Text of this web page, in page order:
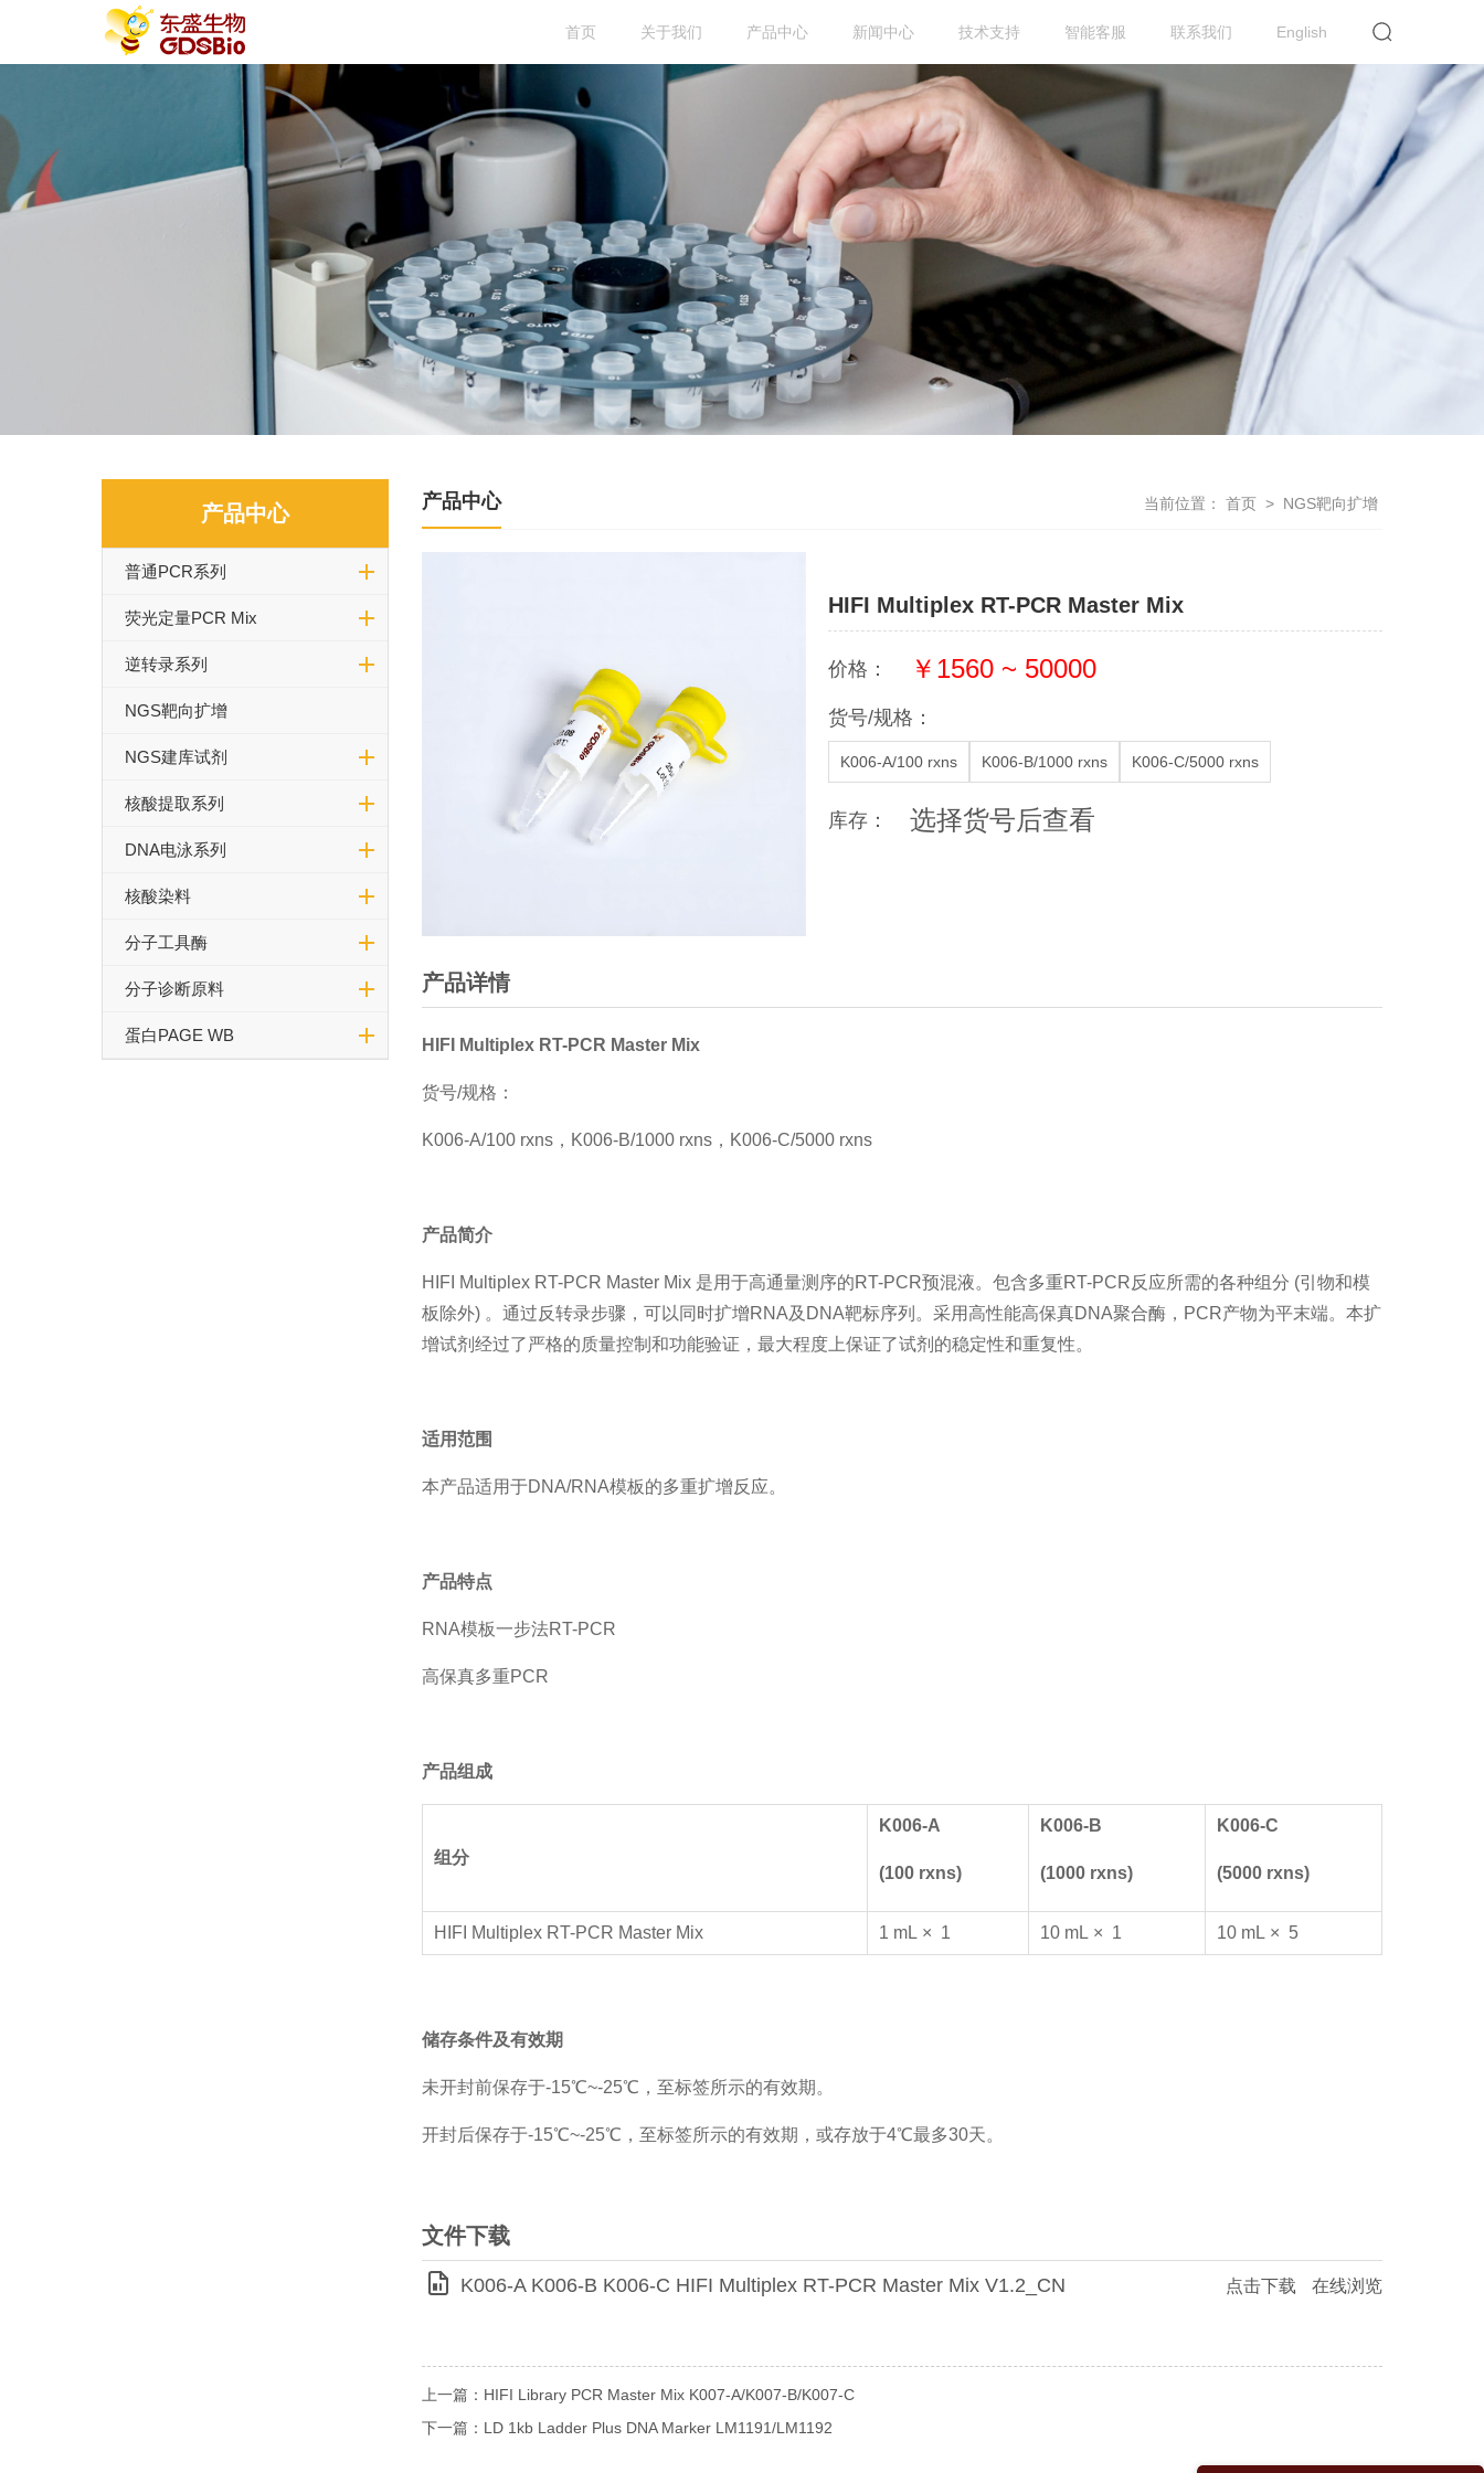
首页 关于我们 产品中心 新闻中心 技术支持 智能客服 联系我们 English
产品中心
普通PCR系列
荧光定量PCR Mix
逆转录系列
NGS靶向扩增
NGS建库试剂
核酸提取系列
DNA电泳系列
核酸染料
分子工具酶
分子诊断原料
蛋白PAGE WB
产品中心 当前位置： 首页 > NGS靶向扩增
HIFI Multiplex RT-PCR Master Mix
价格： ￥1560 ~ 50000
货号/规格：
K006-A/100 rxns K006-B/1000 rxns K006-C/5000 rxns
库存： 选择货号后查看
产品详情
HIFI Multiplex RT-PCR Master Mix
货号/规格：
K006-A/100 rxns，K006-B/1000 rxns，K006-C/5000 rxns
产品简介
HIFI Multiplex RT-PCR Master Mix 是用于高通量测序的RT-PCR预混液。包含多重RT-PCR反应所需的各种组分 (引物和模
板除外) 。通过反转录步骤，可以同时扩增RNA及DNA靶标序列。采用高性能高保真DNA聚合酶，PCR产物为平末端。本扩
增试剂经过了严格的质量控制和功能验证，最大程度上保证了试剂的稳定性和重复性。
适用范围
本产品适用于DNA/RNA模板的多重扩增反应。
产品特点
RNA模板一步法RT-PCR
高保真多重PCR
产品组成
组分
K006-A
(100 rxns)
K006-B
(1000 rxns)
K006-C
(5000 rxns)
HIFI Multiplex RT-PCR Master Mix 1 mL × 1 10 mL × 1 10 mL × 5
储存条件及有效期
未开封前保存于-15℃~-25℃，至标签所示的有效期。
开封后保存于-15℃~-25℃，至标签所示的有效期，或存放于4℃最多30天。
文件下载
K006-A K006-B K006-C HIFI Multiplex RT-PCR Master Mix V1.2_CN 点击下载 在线浏览
上一篇：HIFI Library PCR Master Mix K007-A/K007-B/K007-C
下一篇：LD 1kb Ladder Plus DNA Marker LM1191/LM1192